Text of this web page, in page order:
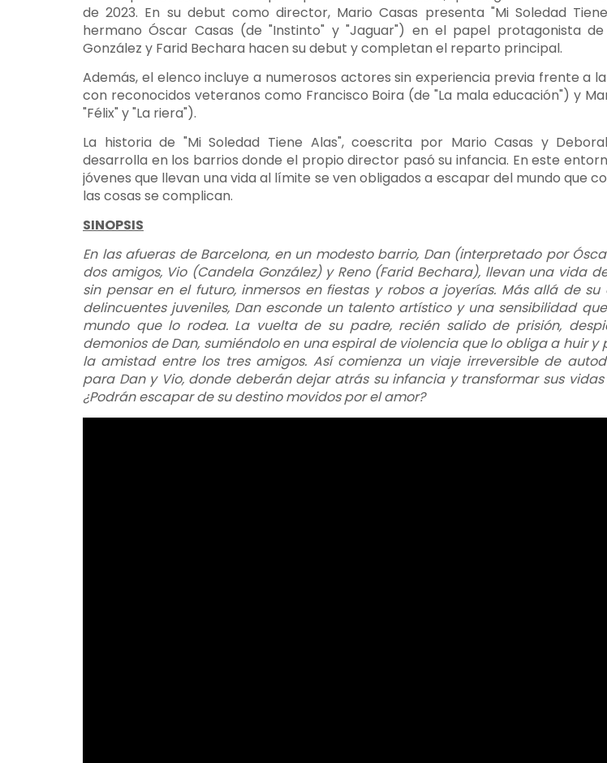
de 2023. En su debut como director, Mario Casas presenta "Mi Soledad
hermano Óscar Casas (de "Instinto" y "Jaguar") en el papel protagonista de
González y Farid Bechara hacen su debut y completan el reparto principal.
Además, el elenco incluye a numerosos actores sin experiencia previa frente a
con reconocidos veteranos como Francisco Boira (de "La mala educación") y
"Félix" y "La riera").
La historia de "Mi Soledad Tiene Alas", coescrita por Mario Casas y
desarrolla en los barrios donde el propio director pasó su infancia. En este
jóvenes que llevan una vida al límite se ven obligados a escapar del mundo que
las cosas se complican.
SINOPSIS
En las afueras de Barcelona, en un modesto barrio, Dan (interpretado por
dos amigos, Vio (Candela González) y Reno (Farid Bechara), llevan una vida
sin pensar en el futuro, inmersos en fiestas y robos a joyerías. Más allá de
delincuentes juveniles, Dan esconde un talento artístico y una sensibilidad
mundo que lo rodea. La vuelta de su padre, recién salido de prisión,
demonios de Dan, sumiéndolo en una espiral de violencia que lo obliga a huir y
la amistad entre los tres amigos. Así comienza un viaje irreversible de
para Dan y Vio, donde deberán dejar atrás su infancia y transformar sus
¿Podrán escapar de su destino movidos por el amor?